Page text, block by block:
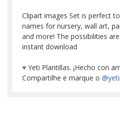
Clipart images Set is perfect
names for nursery, wall art,
and more! The possibilities
instant download
♥ Yeti Plantillas. ¡Hecho con
Compartilhe e marque o